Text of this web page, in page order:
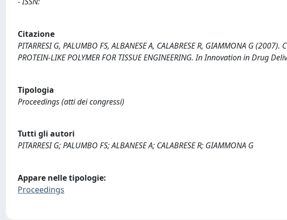
Citazione
PITARRESI G, PALUMBO FS, ALBANESE A, CALABRESE R, GIAMMONA G
PROTEIN-LIKE POLYMER FOR TISSUE ENGINEERING. In Innovation in Drug
Tipologia
Proceedings (atti dei congressi)
Tutti gli autori
PITARRESI G; PALUMBO FS; ALBANESE A; CALABRESE R; GIAMMONA G
Appare nelle tipologie:
Proceedings